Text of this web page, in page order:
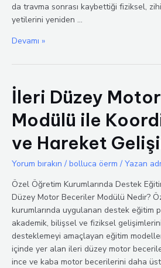
da travma sonrası kaybettiği fiziksel,
yetilerini yeniden …
Rehabilitasyon
Demek?
Devamı »
İleri Düzey
Modülü ile
ve Hareket
Yorum bırakın / bolluca öerm / Yazan
Özel Öğretim Kurumlarında Destek
Düzey Motor Beceriler Modülü Nedir?
kurumlarında uygulanan destek eğitim
akademik, bilişsel ve fiziksel
desteklemeyi amaçlayan eğitim
içinde yer alan ileri düzey motor
ince ve kaba motor becerilerini daha üst